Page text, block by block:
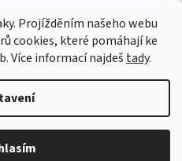
Projížděním našeho webu
cookies, které pomáhají ke
Více informací najdeš tady.
podmínky
údajů